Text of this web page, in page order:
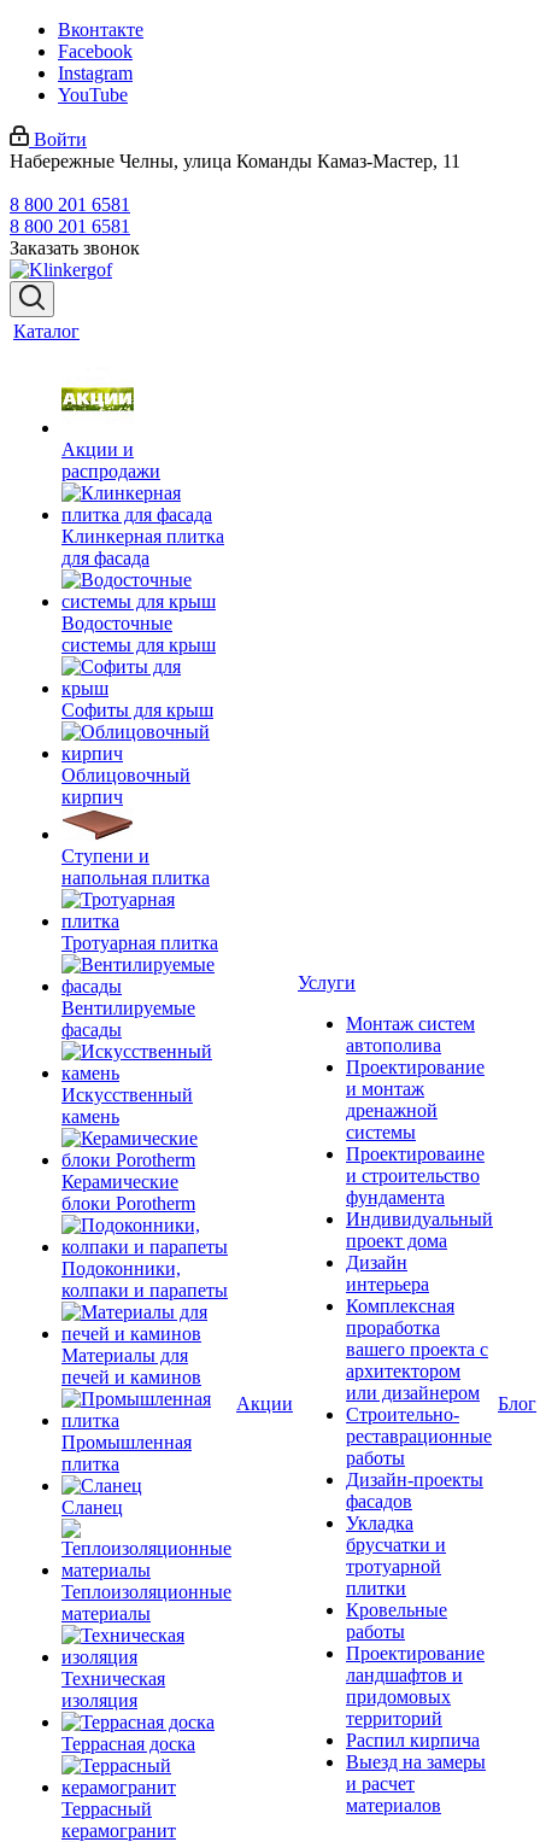
Вконтакте
Facebook
Instagram
YouTube
Войти
Набережные Челны, улица Команды Камаз-Мастер, 11
8 800 201 6581
8 800 201 6581
Заказать звонок
Каталог
Акции и
распродажи
Клинкерная плитка
для фасада
Водосточные
системы для крыш
Софиты для крыш
Облицовочный
кирпич
Ступени и
напольная плитка
Тротуарная плитка
Вентилируемые
фасады
Искусственный
камень
Керамические
блоки Porotherm
Подоконники,
колпаки и парапеты
Материалы для
печей и каминов
Промышленная
плитка
Сланец
Теплоизоляционные
материалы
Техническая
изоляция
Террасная доска
Террасный
керамогранит
Акции
Услуги
Монтаж систем
автополива
Проектирование
и монтаж
дренажной
системы
Проектироваине
и строительство
фундамента
Индивидуальный
проект дома
Дизайн
интерьера
Комплексная
проработка
вашего проекта с
архитектором
или дизайнером
Строительно-
реставрационные
работы
Дизайн-проекты
фасадов
Укладка
брусчатки и
тротуарной
плитки
Кровельные
работы
Проектирование
ландшафтов и
придомовых
территорий
Распил кирпича
Выезд на замеры
и расчет
материалов
Блог